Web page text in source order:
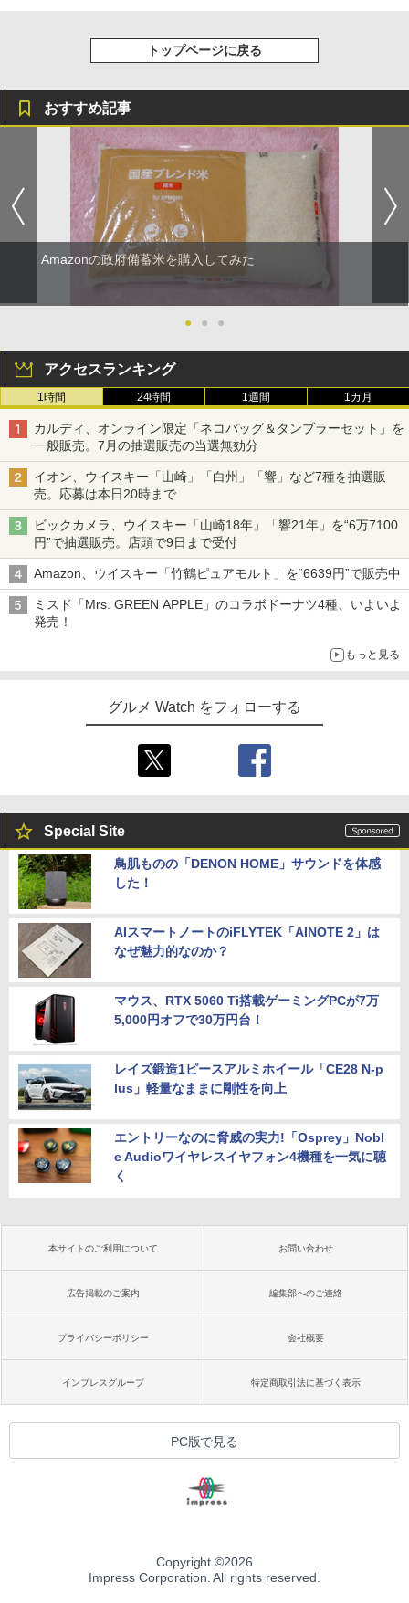
トップページに戻る
おすすめ記事
Amazonの政府備蓄米を購入してみた
● ● ●
アクセスランキング
1時間 24時間 1週間 1カ月
カルディ、オンライン限定「ネコバッグ＆タンブラーセット」を
一般販売。7月の抽選販売の当選無効分
イオン、ウイスキー「山崎」「白州」「響」など7種を抽選販
売。応募は本日20時まで
ビックカメラ、ウイスキー「山崎18年」「響21年」を“6万7100
円”で抽選販売。店頭で9日まで受付
Amazon、ウイスキー「竹鶴ピュアモルト」を“6639円”で販売中
ミスド「Mrs. GREEN APPLE」のコラボドーナツ4種、いよいよ
発売！
もっと見る
グルメ Watch をフォローする
Special Site
鳥肌ものの「DENON HOME」サウンドを体感
した！
AIスマートノートのiFLYTEK「AINOTE 2」は
なぜ魅力的なのか？
マウス、RTX 5060 Ti搭載ゲーミングPCが7万
5,000円オフで30万円台！
レイズ鍛造1ピースアルミホイール「CE28 N-p
lus」軽量なままに剛性を向上
エントリーなのに脅威の実力!「Osprey」Nobl
e Audioワイヤレスイヤフォン4機種を一気に聴
く
本サイトのご利用について お問い合わせ
広告掲載のご案内 編集部へのご連絡
プライバシーポリシー 会社概要
インプレスグループ 特定商取引法に基づく表示
PC版で見る
Copyright ©2026
Impress Corporation. All rights reserved.